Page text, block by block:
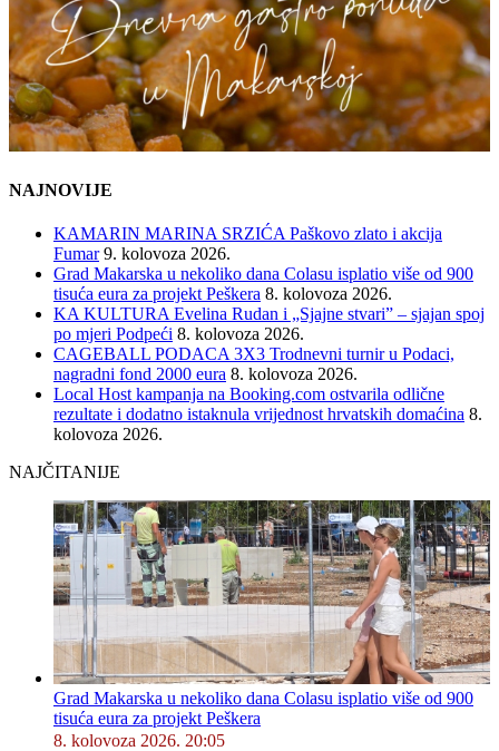
NAJNOVIJE
KAMARIN MARINA SRZIĆA Paškovo zlato i akcija
Fumar 9. kolovoza 2026.
Grad Makarska u nekoliko dana Colasu isplatio više od 900
tisuća eura za projekt Peškera 8. kolovoza 2026.
KA KULTURA Evelina Rudan i „Sjajne stvari” – sjajan spoj
po mjeri Podpeći 8. kolovoza 2026.
CAGEBALL PODACA 3X3 Trodnevni turnir u Podaci,
nagradni fond 2000 eura 8. kolovoza 2026.
Local Host kampanja na Booking.com ostvarila odlične
rezultate i dodatno istaknula vrijednost hrvatskih domaćina 8.
kolovoza 2026.
NAJČITANIJE
Grad Makarska u nekoliko dana Colasu isplatio više od 900
tisuća eura za projekt Peškera
8. kolovoza 2026. 20:05